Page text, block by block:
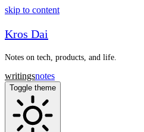
skip to content
Kros Dai
Notes on tech, products, and life.
writingsnotes
Toggle theme